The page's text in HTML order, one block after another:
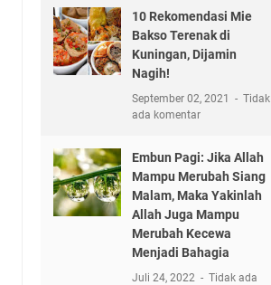
10 Rekomendasi Mie
Bakso Terenak di
Kuningan, Dijamin
Nagih!
September 02, 2021
Tidak
ada komentar
Embun Pagi: Jika Allah
Mampu Merubah Siang
Malam, Maka Yakinlah
Allah Juga Mampu
Merubah Kecewa
Menjadi Bahagia
Juli 24, 2022
Tidak ada